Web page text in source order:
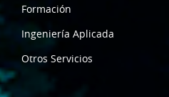
Formación
Ingeniería Aplicada
Otros Servicios